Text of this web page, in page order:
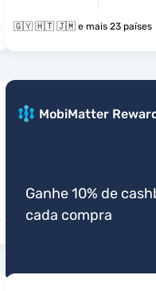
🇬🇾 🇭🇹 🇯🇲 e mais 23 países
MobiMatter
Ganhe 10% de
cada compra